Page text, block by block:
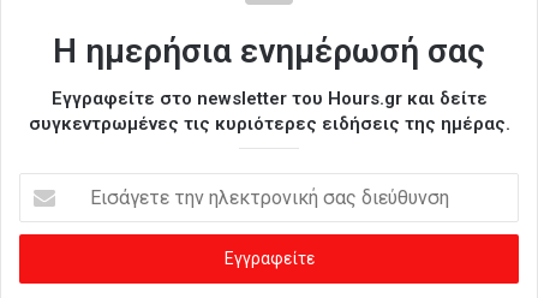
Η ημερήσια ενημέρωσή σας
Εγγραφείτε στο newsletter του Hours.gr και δείτε
συγκεντρωμένες τις κυριότερες ειδήσεις της ημέρας.
σ
γ